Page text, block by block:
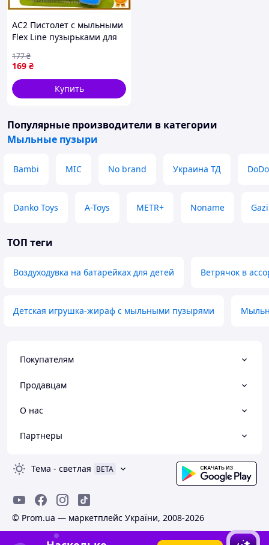
AC2 Пистолет с мыльными
Flex Line пузырьками для
праздника веселый
пистолет для пу DE
169 ₴
177₴
Купить
Популярные производители в категории
Мыльные пузыри
Bambi MIC No brand Украина ТД DoDo
Danko Toys A-Toys METR+ Noname
ТОП теги
Воздуходувка на батарейках для детей Ветрячок в
Детская игрушка-жираф с мыльными пузырями
Покупателям
Продавцам
О нас
Партнеры
Тема - светлая BETA
© Prom.ua — маркетплейс України, 2008-2026